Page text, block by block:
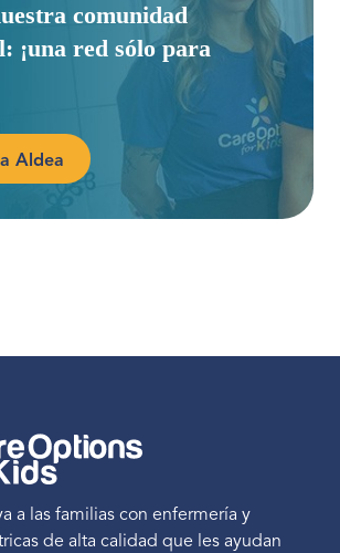
comunidad
¡una red sólo para
Aldea
a las familias con enfermería y
de alta calidad que les ayudan